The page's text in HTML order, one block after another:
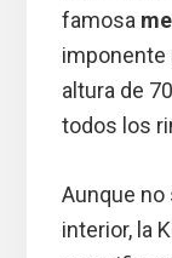
famosa
imponente
altura de
todos los
Aunque no
interior, la